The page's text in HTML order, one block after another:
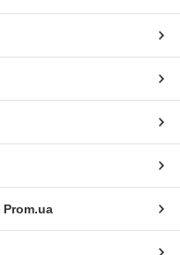
Prom.ua